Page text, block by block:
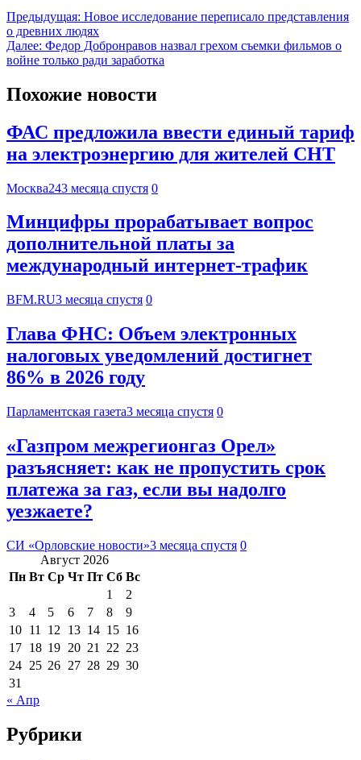
Предыдущая: Новое исследование переписало представления
о древних людях
Далее: Федор Добронравов назвал грехом съемки фильмов о
войне только ради заработка
Похожие новости
ФАС предложила ввести единый тариф
на электроэнергию для жителей СНТ
Москва243 месяца спустя 0
Минцифры прорабатывает вопрос
дополнительной платы за
международный интернет-трафик
BFM.RU3 месяца спустя 0
Глава ФНС: Объем электронных
налоговых уведомлений достигнет
86% в 2026 году
Парламентская газета3 месяца спустя 0
«Газпром межрегионгаз Орел»
разъясняет: как не пропустить срок
платежа за газ, если вы надолго
уезжаете?
СИ «Орловские новости»3 месяца спустя 0
Август 2026
Пн Вт Ср Чт Пт Сб Вс
1
2
3
4 5 6 7 8
9
10 11 12 13 14 15 16
17 18 19 20 21 22 23
24 25 26 27 28 29 30
31
« Апр
Рубрики